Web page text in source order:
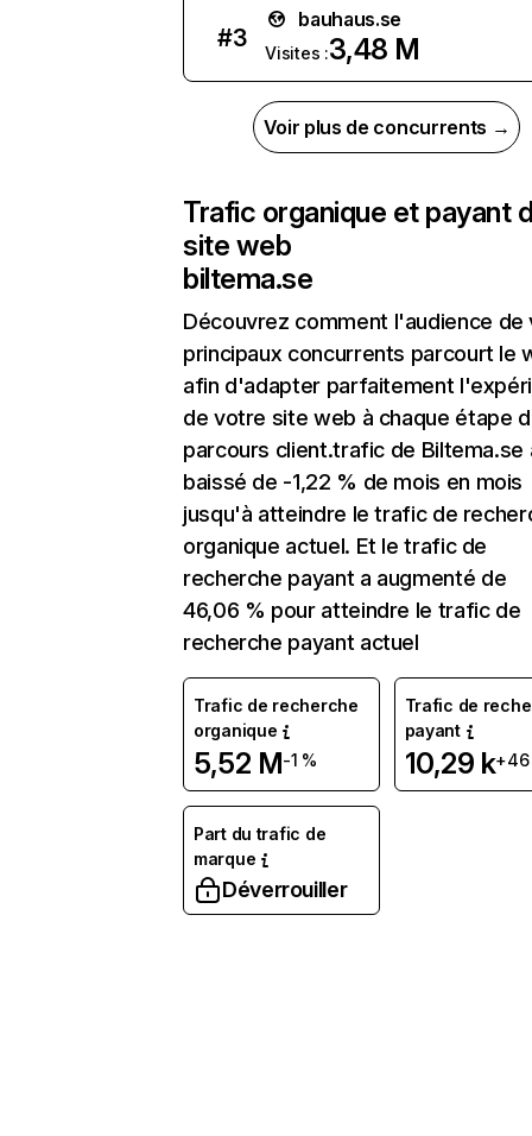
#3
bauhaus.se
Visites :3,48 M
Voir plus de concurrents →
Trafic organique et payant
site web
biltema.se
Découvrez comment l'audience de
principaux concurrents parcourt le
afin d'adapter parfaitement
de votre site web à chaque étape
parcours client.trafic de Biltema.se
baissé de -1,22 % de mois en mois
jusqu'à atteindre le trafic de
organique actuel. Et le trafic de
recherche payant a augmenté de
46,06 % pour atteindre le trafic de
recherche payant actuel
Trafic de recherche
organique
5,52 M-1 %
Trafic de
payant
10,29 k+46
Part du trafic de
marque
Déverrouiller